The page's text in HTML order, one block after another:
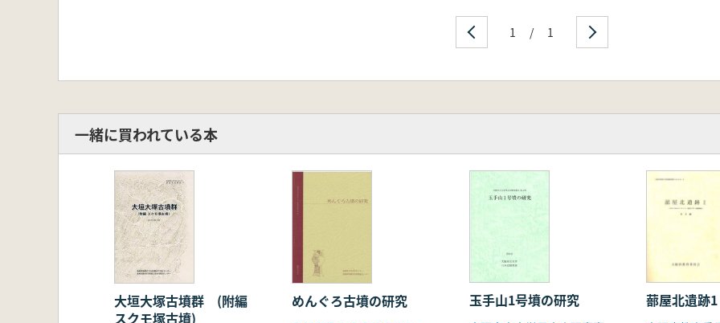
1 / 1
一緒に買われている本
大垣大塚古墳群 (附編
スクモ塚古墳)
めんぐろ古墳の研究 玉手山1号墳の研究 蔀屋北遺跡1